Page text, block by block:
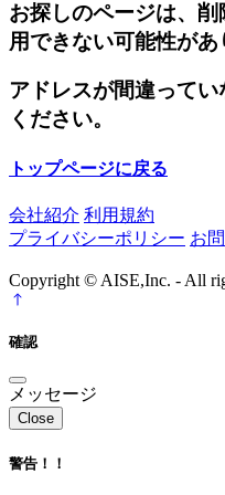
お探しのページは、
用できない可能性があ
アドレスが間違って
ください。
トップページに戻る
会社紹介 利用規約
プライバシーポリシー お
Copyright © AISE,Inc. - All
確認
メッセージ
Close
警告！！